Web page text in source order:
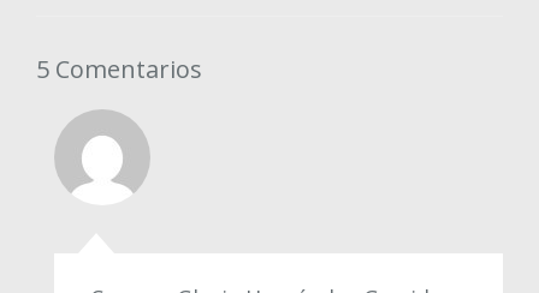
5 Comentarios